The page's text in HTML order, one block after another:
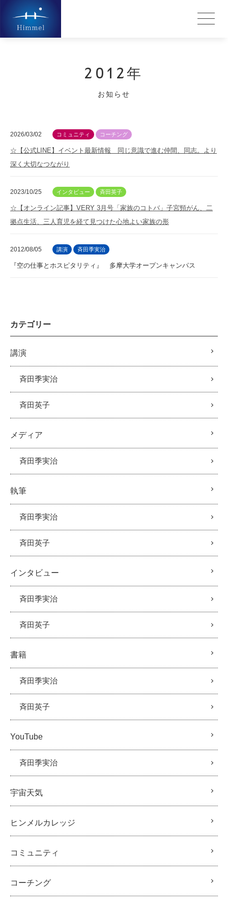
2012年
お知らせ
2026/03/02 コミュニティ コーチング
☆【公式LINE】イベント最新情報 同じ意識で進む仲間、同志。より
深く大切なつながり
2023/10/25 インタビュー 斉田英子
☆【オンライン記事】VERY 3月号「家族のコトバ」子宮頸がん、二
拠点生活、三人育児を経て見つけた心地よい家族の形
2012/08/05 講演 斉田季実治
『空の仕事とホスピタリティ』 多摩大学オープンキャンパス
カテゴリー
講演
斉田季実治
斉田英子
メディア
斉田季実治
執筆
斉田季実治
斉田英子
インタビュー
斉田季実治
斉田英子
書籍
斉田季実治
斉田英子
YouTube
斉田季実治
宇宙天気
ヒンメルカレッジ
コミュニティ
コーチング